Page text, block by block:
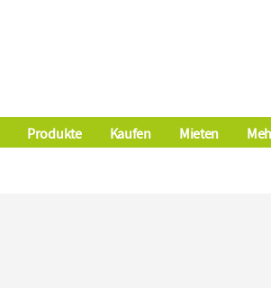
Produkte Kaufen Mieten